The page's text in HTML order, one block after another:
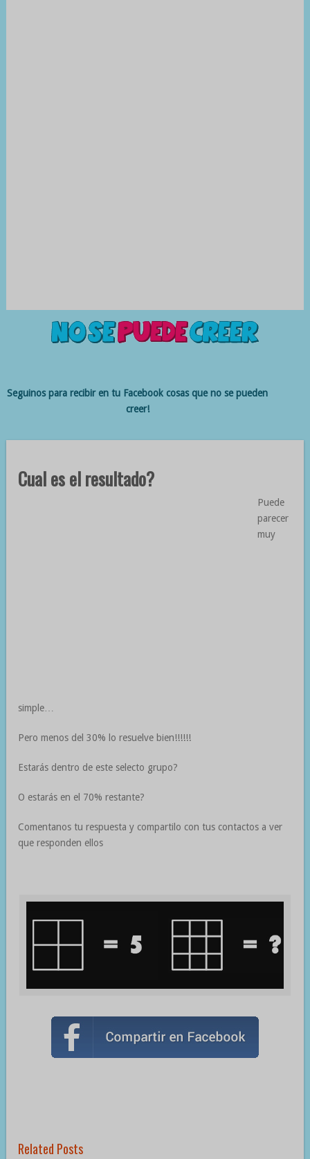
Seguinos para recibir en tu Facebook cosas que no se pueden
creer!
Cual es el resultado?
Puede
parecer
muy
simple…
Pero menos del 30% lo resuelve bien!!!!!!
Estarás dentro de este selecto grupo?
O estarás en el 70% restante?
Comentanos tu respuesta y compartilo con tus contactos a ver
que responden ellos
Related Posts